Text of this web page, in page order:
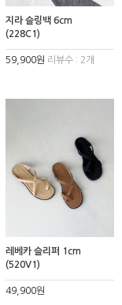
지라 슬링백 6cm
(228C1)
59,900원 리뷰수 : 2개
레베카 슬리퍼 1cm
(520V1)
49,900원